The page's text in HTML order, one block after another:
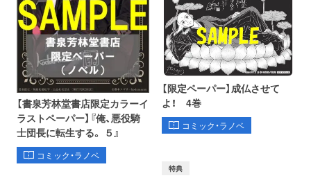
【書泉芳林堂書店限定カラーイ
ラストペーパー】『俺、悪役騎
士団長に転生する。 ５』
コミック・ラノベ
【限定ペーパー】成仏させて
よ！ 4巻
コミック・ラノベ
特典